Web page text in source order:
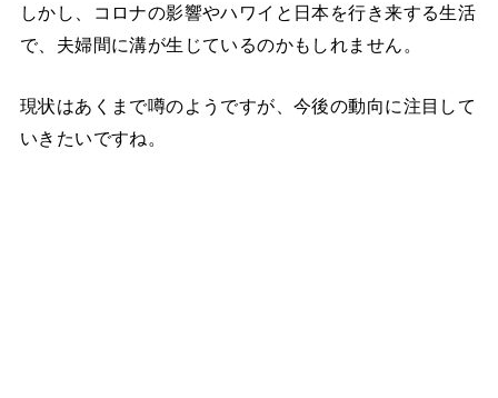
しかし、コロナの影響やハワイと日本を行き来する生活
で、夫婦間に溝が生じているのかもしれません。
現状はあくまで噂のようですが、今後の動向に注目して
いきたいですね。